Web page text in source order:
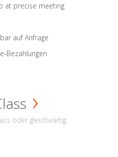
at precise meeting
auf Anfrage
Bezahlungen
oder gleichwärtig